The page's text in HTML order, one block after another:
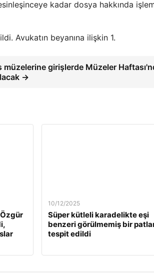
kadar dosya hakkında
Avukatın beyanına ilişkin 1.
müzelerine girişlerde Müzeler
→
10/12/2025
Süper kütleli karadelikte eşi
benzeri görülmemiş bir
tespit edildi